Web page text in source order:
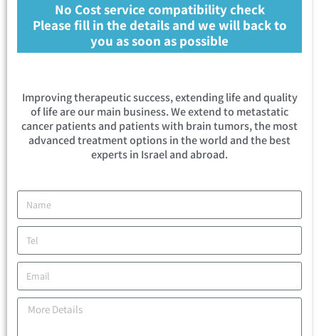
No Cost service compatibility check
Please fill in the details and we will back to
you as soon as possible
Improving therapeutic success, extending life and quality
of life are our main business. We extend to metastatic
cancer patients and patients with brain tumors, the most
advanced treatment options in the world and the best
experts in Israel and abroad.